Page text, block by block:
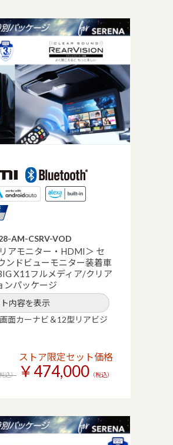
AM-CSRV-VOD
アモニター・HDMI＞ セ
ンドビューモニター装着車
X11フルメディア/クリア
ンパッケージ
内容を表示
面カーナビ＆12型リアビジ
ストア限定セット価格
込） ￥474,000 （税込）